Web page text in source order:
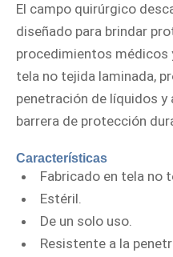
El campo quirúrgico
diseñado para brindar
procedimientos médicos
tela no tejida laminada,
penetración de líquidos y
barrera de protección
Características
Fabricado en tela no
Estéril.
De un solo uso.
Resistente a la